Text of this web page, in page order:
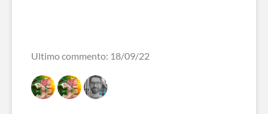
Ultimo commento: 18/09/22